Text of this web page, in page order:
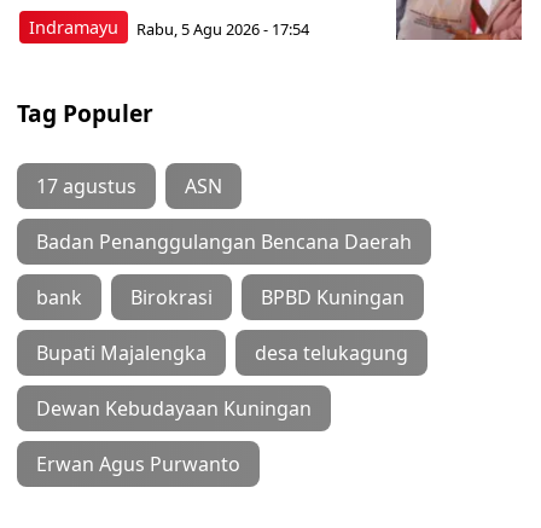
Indramayu Rabu, 5 Agu 2026 - 17:54
Tag Populer
17 agustus ASN
Badan Penanggulangan Bencana Daerah
bank Birokrasi BPBD Kuningan
Bupati Majalengka desa telukagung
Dewan Kebudayaan Kuningan
Erwan Agus Purwanto